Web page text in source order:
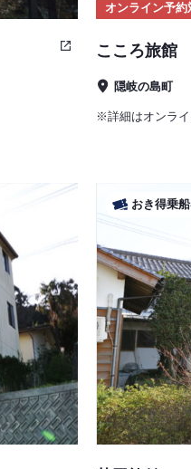
オンライン予約
こころ旅館
隠岐の島町
※詳細はオンラ
おき得乗